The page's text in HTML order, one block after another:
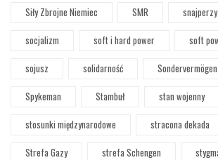
Siły Zbrojne Niemiec
SMR
snajperzy
socjalizm
soft i hard power
soft
sojusz
solidarność
Sondervermögen
Spykeman
Stambuł stan wojenny
stosunki międzynarodowe
stracona dekada
Strefa Gazy
strefa Schengen